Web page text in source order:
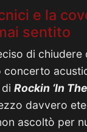
e la
sentito
di chiudere
concerto
Rockin ‘In
davvero
ascoltò per